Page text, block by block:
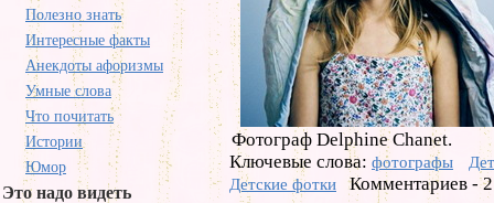
Полезно знать
Интересные факты
Анекдоты афоризмы
Умные слова
Что почитать
Истории
Юмор
Это надо видеть
Фотограф Delphine Chanet.
Ключевые слова: фотографы
Детские фотки
Комментариев - 2